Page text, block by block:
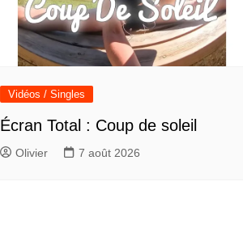
Vidéos / Singles
Écran Total : Coup de soleil
Olivier 7 août 2026